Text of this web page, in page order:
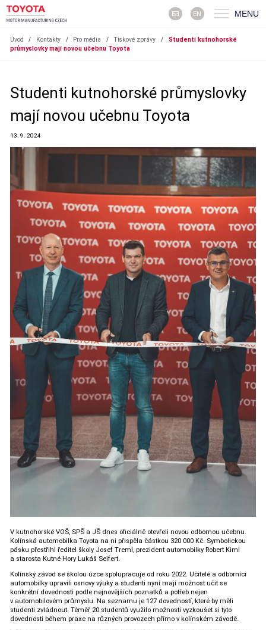
EN MENU
Úvod / Kontakty / Pro média / Tiskové zprávy /
Studenti kutnohorské
průmyslovky mají novou učebnu Toyota
Studenti kutnohorské průmyslovky
mají novou učebnu Toyota
13. 9. 2024
V kutnohorské VOŠ, SPŠ a JŠ dnes oficiálně otevřeli novou odbornou učebnu.
Kolínská automobilka Toyota na ni přispěla částkou 320 000 Kč. Symbolickou
pásku přestřihl ředitel školy Josef Treml, prezident automobilky Robert Kiml
a starosta Kutné Hory Lukáš Seifert.
Kolínský závod se školou úzce spolupracuje od roku 2022. Učitelé a odborníci
automobilky upravili osnovy výuky a studenti nyní mají možnost učit se
konkrétní dovednosti podle nejnovějších poznatků a potřeb nejen
v automobilovém průmyslu. Na seznamu je 127 dovedností, které by měli
studenti zvládnout. Téměř 20 studentů využilo možnosti vyzkoušet si tyto
dovednosti během praxe na různých provozech přímo v kolínském závodě.